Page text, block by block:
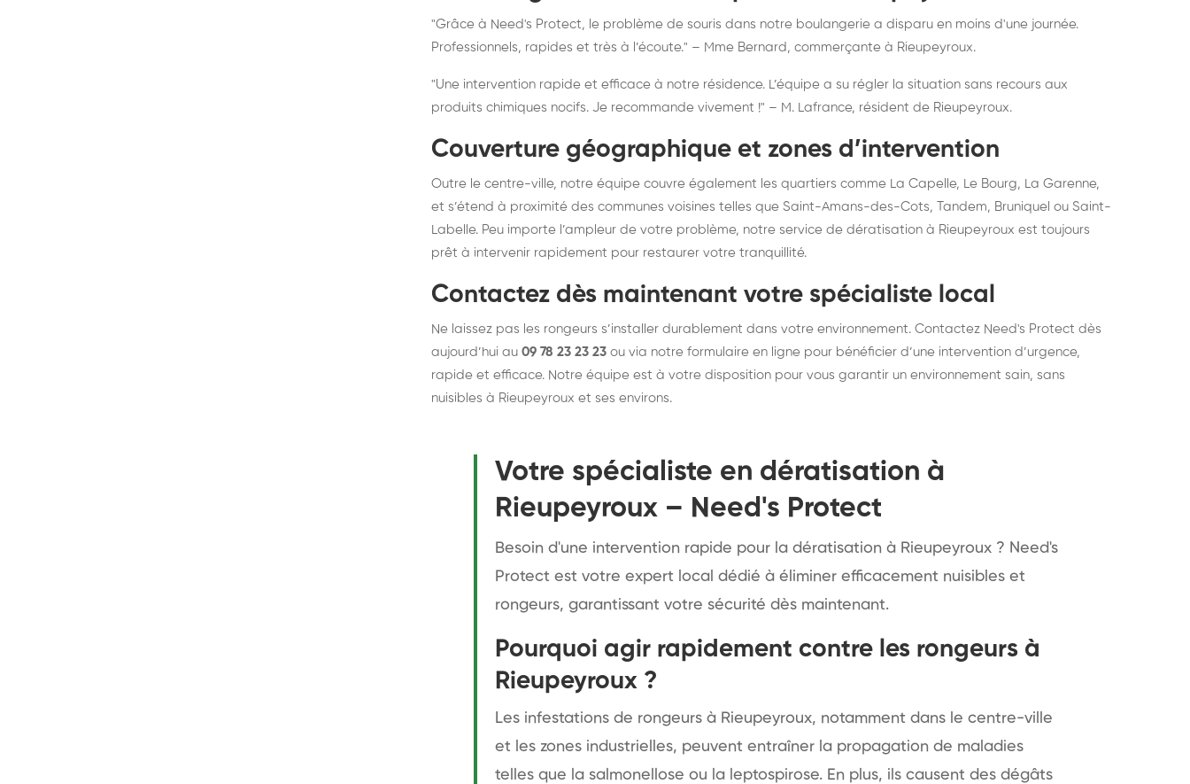
"Grâce à Need's Protect, le problème de souris dans notre boulangerie a disparu en moins d'une journée.
Professionnels, rapides et très à l’écoute." – Mme Bernard, commerçante à Rieupeyroux.
"Une intervention rapide et efficace à notre résidence. L’équipe a su régler la situation sans recours aux
produits chimiques nocifs. Je recommande vivement !" – M. Lafrance, résident de Rieupeyroux.
Couverture géographique et zones d’intervention
Outre le centre-ville, notre équipe couvre également les quartiers comme La Capelle, Le Bourg, La Garenne,
et s’étend à proximité des communes voisines telles que Saint-Amans-des-Cots, Tandem, Bruniquel ou Saint-
Labelle. Peu importe l’ampleur de votre problème, notre service de dératisation à Rieupeyroux est toujours
prêt à intervenir rapidement pour restaurer votre tranquillité.
Contactez dès maintenant votre spécialiste local
Ne laissez pas les rongeurs s’installer durablement dans votre environnement. Contactez Need's Protect dès
aujourd’hui au 09 78 23 23 23 ou via notre formulaire en ligne pour bénéficier d’une intervention d’urgence,
rapide et efficace. Notre équipe est à votre disposition pour vous garantir un environnement sain, sans
nuisibles à Rieupeyroux et ses environs.
Votre spécialiste en dératisation à
Rieupeyroux – Need's Protect
Besoin d'une intervention rapide pour la dératisation à Rieupeyroux ? Need's
Protect est votre expert local dédié à éliminer efficacement nuisibles et
rongeurs, garantissant votre sécurité dès maintenant.
Pourquoi agir rapidement contre les rongeurs à
Rieupeyroux ?
Les infestations de rongeurs à Rieupeyroux, notamment dans le centre-ville
et les zones industrielles, peuvent entraîner la propagation de maladies
telles que la salmonellose ou la leptospirose. En plus, ils causent des dégâts